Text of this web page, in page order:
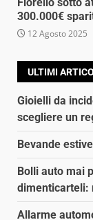
300.000€
12 Agosto 2025
ULTIMI
Gioielli da
scegliere un
Bevande
Bolli auto mai
dimenticarteli:
Allarme